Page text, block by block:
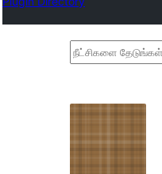
நீட்சிகளை